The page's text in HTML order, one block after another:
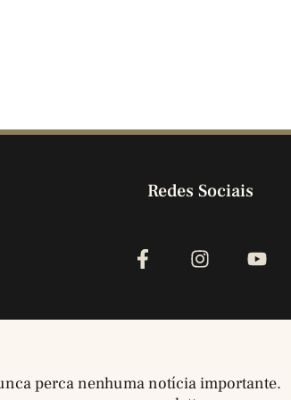
Redes Sociais
perca nenhuma notícia importante.